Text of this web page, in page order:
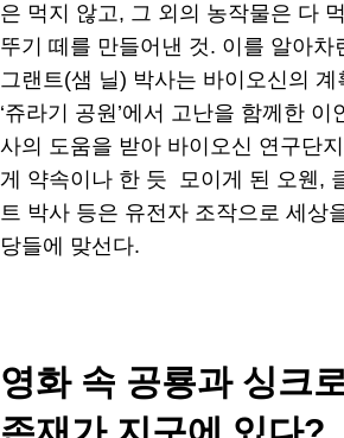
은 먹지 않고, 그 외의 농작물은 다
뚜기 떼를 만들어낸 것. 이를 알아차
그랜트(샘 닐) 박사는 바이오신의 계
‘쥬라기 공원’에서 고난을 함께한
사의 도움을 받아 바이오신 연구단
게 약속이나 한 듯 모이게 된 오웬,
트 박사 등은 유전자 조작으로 세상
당들에 맞선다.
영화 속 공룡과 싱크